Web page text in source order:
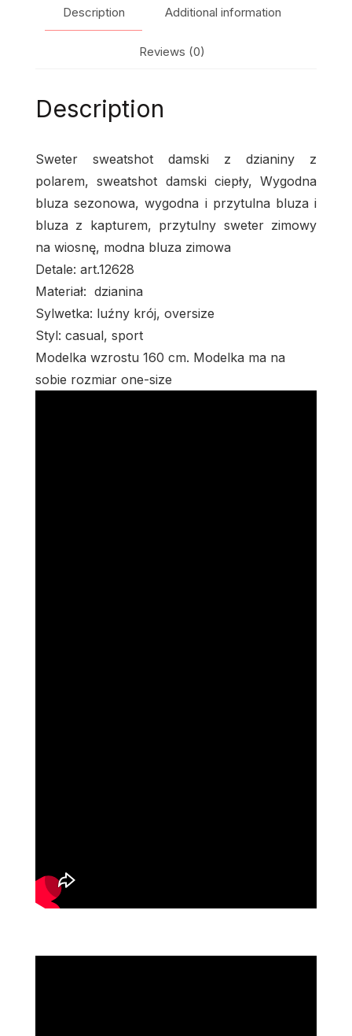
Description Additional information
Reviews (0)
Description
Sweter sweatshot damski z dzianiny z
polarem, sweatshot damski ciepły, Wygodna
bluza sezonowa, wygodna i przytulna bluza i
bluza z kapturem, przytulny sweter zimowy
na wiosnę, modna bluza zimowa
Detale: art.12628
Materiał: dzianina
Sylwetka: luźny krój, oversize
Styl: casual, sport
Modelka wzrostu 160 cm. Modelka ma na
sobie rozmiar one-size